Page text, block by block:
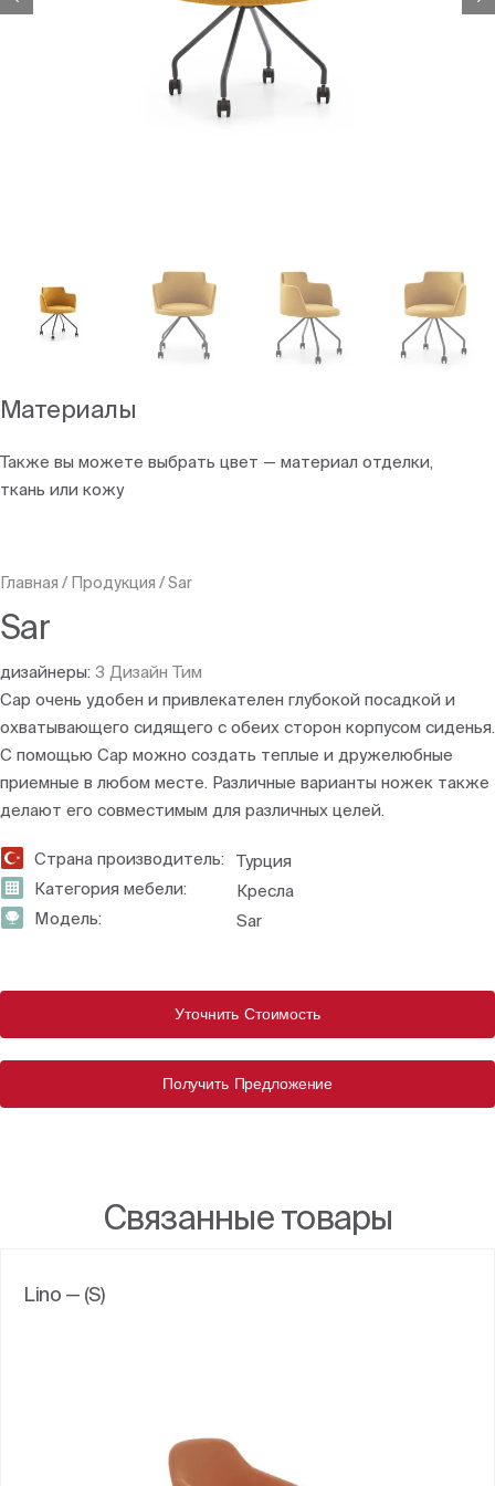
Материалы
Также вы можете выбрать цвет — материал отделки,
ткань или кожу
Главная / Продукция /Sar
Sar
дизайнеры: З Дизайн Тим
Сар очень удобен и привлекателен глубокой посадкой и
охватывающего сидящего с обеих сторон корпусом сиденья.
С помощью Сар можно создать теплые и дружелюбные
приемные в любом месте. Различные варианты ножек также
делают его совместимым для различных целей.
Страна производитель:
Турция
Категория мебели:
Кресла
Модель:
Sar
Уточнить Стоимость
Получить Предложение
Связанные товары
Lino — (S)